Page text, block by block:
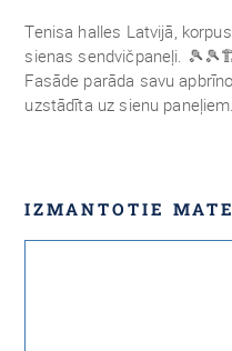
Tenisa halles Latvijā,
sienas sendvičpaneļi.
Fasāde parāda savu
uzstādīta uz sienu
IZMANTOTIE